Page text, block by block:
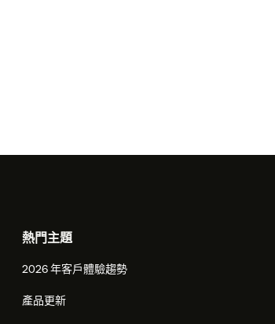
熱門主題
2026 年客戶體驗趨勢
產品更新